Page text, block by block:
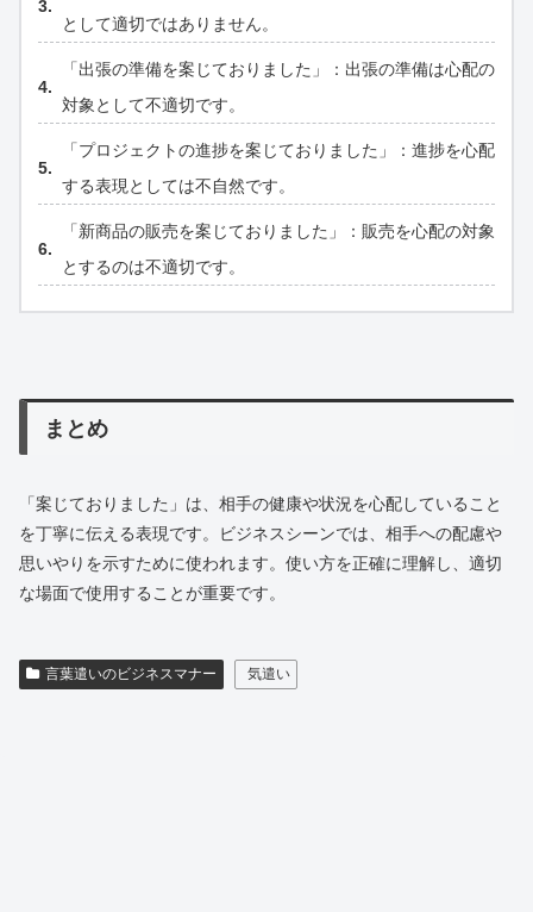
として適切ではありません。
「出張の準備を案じておりました」：出張の準備は心配の
対象として不適切です。
「プロジェクトの進捗を案じておりました」：進捗を心配
する表現としては不自然です。
「新商品の販売を案じておりました」：販売を心配の対象
とするのは不適切です。
まとめ
「案じておりました」は、相手の健康や状況を心配していること
を丁寧に伝える表現です。ビジネスシーンでは、相手への配慮や
思いやりを示すために使われます。使い方を正確に理解し、適切
な場面で使用することが重要です。
言葉遣いのビジネスマナー 気遣い